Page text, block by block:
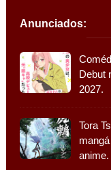
Anunciados:
Debut
2027.
Tora
anime.